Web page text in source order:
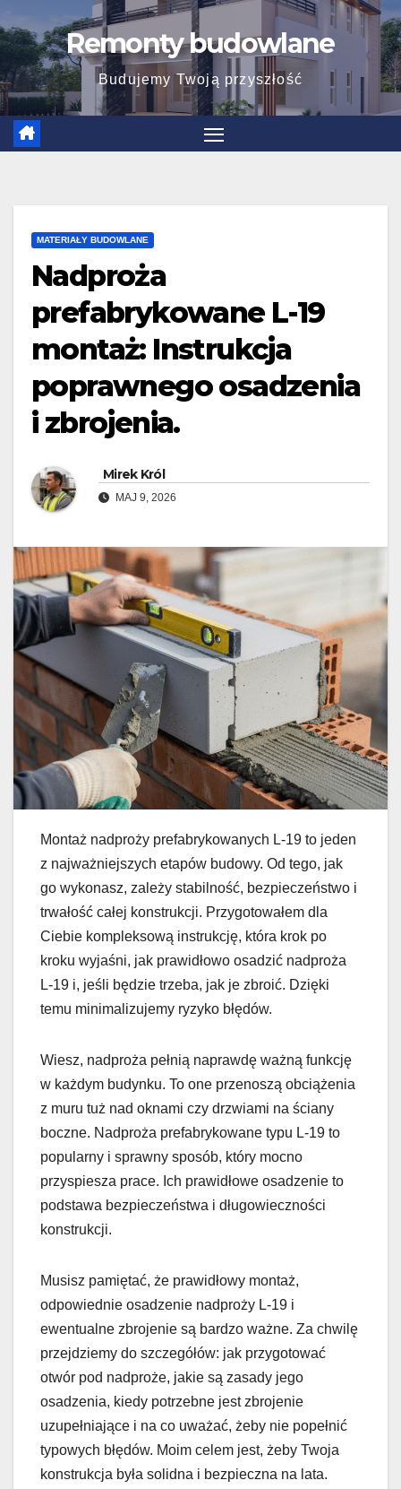
to
content
Remonty budowlane
Budujemy Twoją przyszłość
MATERIAŁY BUDOWLANE
Nadproża
prefabrykowane L-19
montaż: Instrukcja
poprawnego osadzenia
i zbrojenia.
Mirek Król
MAJ 9, 2026
Montaż nadproży prefabrykowanych L-19 to jeden
z najważniejszych etapów budowy. Od tego, jak
go wykonasz, zależy stabilność, bezpieczeństwo i
trwałość całej konstrukcji. Przygotowałem dla
Ciebie kompleksową instrukcję, która krok po
kroku wyjaśni, jak prawidłowo osadzić nadproża
L-19 i, jeśli będzie trzeba, jak je zbroić. Dzięki
temu minimalizujemy ryzyko błędów.
Wiesz, nadproża pełnią naprawdę ważną funkcję
w każdym budynku. To one przenoszą obciążenia
z muru tuż nad oknami czy drzwiami na ściany
boczne. Nadproża prefabrykowane typu L-19 to
popularny i sprawny sposób, który mocno
przyspiesza prace. Ich prawidłowe osadzenie to
podstawa bezpieczeństwa i długowieczności
konstrukcji.
Musisz pamiętać, że prawidłowy montaż,
odpowiednie osadzenie nadproży L-19 i
ewentualne zbrojenie są bardzo ważne. Za chwilę
przejdziemy do szczegółów: jak przygotować
otwór pod nadproże, jakie są zasady jego
osadzenia, kiedy potrzebne jest zbrojenie
uzupełniające i na co uważać, żeby nie popełnić
typowych błędów. Moim celem jest, żeby Twoja
konstrukcja była solidna i bezpieczna na lata.